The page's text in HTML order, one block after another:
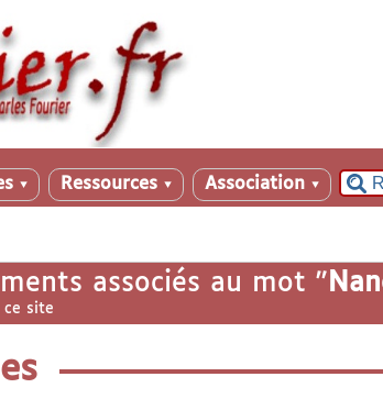
▼ Ressources ▼ Association ▼
associés au mot "
ce site